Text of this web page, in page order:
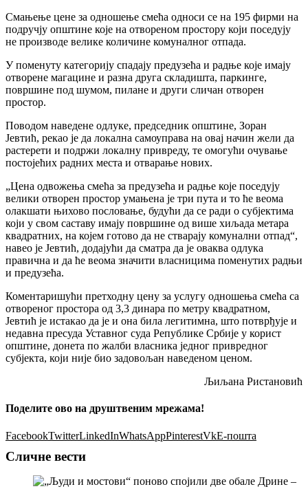
Смањење цене за одношење смећа односи се на 195 фирми на
подручју општине које на отвореном простору који поседују
не производе велике количине комуналног отпада.
У поменуту категорију спадају предузећа и радње које имају
отворене магацине и разна друга складишта, паркинге,
површине под шумом, пилане и други сличан отворен
простор.
Поводом наведене одлуке, председник општине, Зоран
Јевтић, рекао је да локална самоуправа на овај начин жели да
растерети и подржи локалну привреду, те омогући очување
постојећих радних места и отварање нових.
„Цена одвожења смећа за предузећа и радње које поседују
велики отворен простор умањена је три пута и то ће веома
олакшати њихово пословање, будући да се ради о субјектима
који у свом саставу имају површине од више хиљада метара
квадратних, на којем готово да не стварају комунални отпад“,
навео је Јевтић, додајући да сматра да је оваква одлука
правична и да ће веома значити власницима поменутих радњи
и предузећа.
Коментаришући претходну цену за услугу одношења смећа са
отвореног простора од 3,3 динара по метру квадратном,
Јевтић је истакао да је и она била легитимна, што потврђује и
недавна пресуда Уставног суда Републике Србије у корист
општине, донета по жалби власника једног привредног
субјекта, који није био задовољан наведеном ценом.
Љиљана Ристановић
Поделите ово на друштвеним мрежама!
FacebookTwitterLinkedInWhatsAppPinterestVkЕ-пошта
Сличне вести